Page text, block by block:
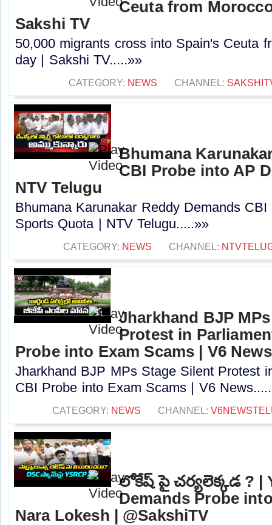
Ceuta from
Sakshi TV
50,000 migrants cross into Spain's Ceuta
day | Sakshi TV.....»»
CATEGORY: NEWS CHANNEL:
Bhumana
CBI Probe into AP
NTV Telugu
Bhumana Karunakar Reddy Demands
Sports Quota | NTV Telugu.....»»
CATEGORY: NEWS CHANNEL:
Jharkhand BJP
Protest in
Probe into Exam Scams | V6 News
Jharkhand BJP MPs Stage Silent Protest
CBI Probe into Exam Scams | V6
CATEGORY: NEWS CHANNEL:
లోకేష్ పై చర్యలెక్కడ ? |
Demands Probe
Nara Lokesh | @SakshiTV